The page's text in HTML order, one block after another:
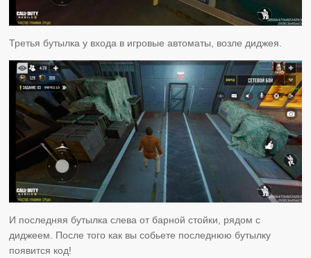
Третья бутылка у входа в игровые автоматы, возле диджея.
И последняя бутылка слева от барной стойки, рядом с
диджеем. После того как вы собьете последнюю бутылку
появится код!